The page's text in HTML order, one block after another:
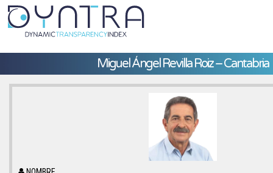
Miguel Ángel Revilla Roiz – Cantabria